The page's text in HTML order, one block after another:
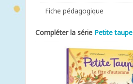
Fiche pédagogique
Compléter la série Petite taupe